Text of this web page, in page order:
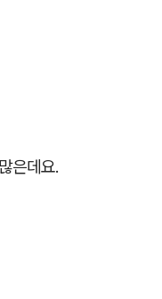
은데요.